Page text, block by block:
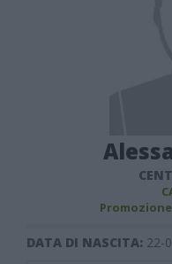
DATA DI NASCITA: 22-